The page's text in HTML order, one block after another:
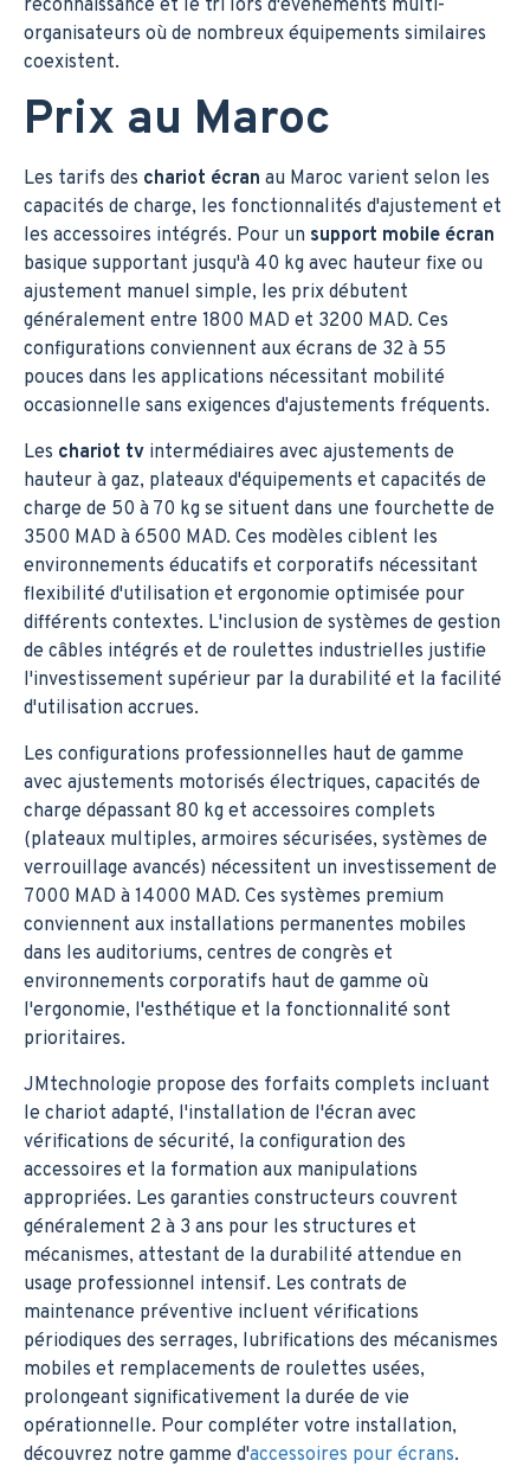
reconnaissance et le tri lors d'événements multi-
organisateurs où de nombreux équipements similaires
coexistent.
Prix au Maroc
Les tarifs des chariot écran au Maroc varient selon les
capacités de charge, les fonctionnalités d'ajustement et
les accessoires intégrés. Pour un support mobile écran
basique supportant jusqu'à 40 kg avec hauteur fixe ou
ajustement manuel simple, les prix débutent
généralement entre 1800 MAD et 3200 MAD. Ces
configurations conviennent aux écrans de 32 à 55
pouces dans les applications nécessitant mobilité
occasionnelle sans exigences d'ajustements fréquents.
Les chariot tv intermédiaires avec ajustements de
hauteur à gaz, plateaux d'équipements et capacités de
charge de 50 à 70 kg se situent dans une fourchette de
3500 MAD à 6500 MAD. Ces modèles ciblent les
environnements éducatifs et corporatifs nécessitant
flexibilité d'utilisation et ergonomie optimisée pour
différents contextes. L'inclusion de systèmes de gestion
de câbles intégrés et de roulettes industrielles justifie
l'investissement supérieur par la durabilité et la facilité
d'utilisation accrues.
Les configurations professionnelles haut de gamme
avec ajustements motorisés électriques, capacités de
charge dépassant 80 kg et accessoires complets
(plateaux multiples, armoires sécurisées, systèmes de
verrouillage avancés) nécessitent un investissement de
7000 MAD à 14000 MAD. Ces systèmes premium
conviennent aux installations permanentes mobiles
dans les auditoriums, centres de congrès et
environnements corporatifs haut de gamme où
l'ergonomie, l'esthétique et la fonctionnalité sont
prioritaires.
JMtechnologie propose des forfaits complets incluant
le chariot adapté, l'installation de l'écran avec
vérifications de sécurité, la configuration des
accessoires et la formation aux manipulations
appropriées. Les garanties constructeurs couvrent
généralement 2 à 3 ans pour les structures et
mécanismes, attestant de la durabilité attendue en
usage professionnel intensif. Les contrats de
maintenance préventive incluent vérifications
périodiques des serrages, lubrifications des mécanismes
mobiles et remplacements de roulettes usées,
prolongeant significativement la durée de vie
opérationnelle. Pour compléter votre installation,
découvrez notre gamme d'accessoires pour écrans.